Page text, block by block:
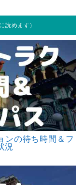
読めます）
ンの待ち時間＆フ
況